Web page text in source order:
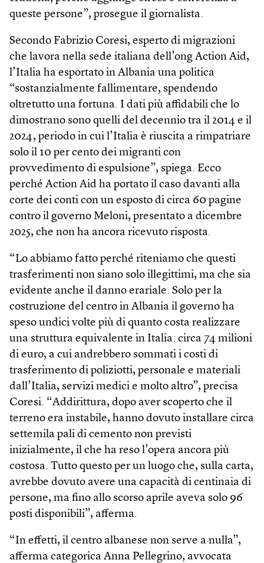
queste persone”, prosegue il giornalista.
Secondo Fabrizio Coresi, esperto di migrazioni
che lavora nella sede italiana dell’ong Action Aid,
l’Italia ha esportato in Albania una politica
“sostanzialmente fallimentare, spendendo
oltretutto una fortuna. I dati più affidabili che lo
dimostrano sono quelli del decennio tra il 2014 e il
2024, periodo in cui l’Italia è riuscita a rimpatriare
solo il 10 per cento dei migranti con
provvedimento di espulsione”, spiega. Ecco
perché Action Aid ha portato il caso davanti alla
corte dei conti con un esposto di circa 60 pagine
contro il governo Meloni, presentato a dicembre
2025, che non ha ancora ricevuto risposta.
“Lo abbiamo fatto perché riteniamo che questi
trasferimenti non siano solo illegittimi, ma che sia
evidente anche il danno erariale. Solo per la
costruzione del centro in Albania il governo ha
speso undici volte più di quanto costa realizzare
una struttura equivalente in Italia: circa 74 milioni
di euro, a cui andrebbero sommati i costi di
trasferimento di poliziotti, personale e materiali
dall’Italia, servizi medici e molto altro”, precisa
Coresi. “Addirittura, dopo aver scoperto che il
terreno era instabile, hanno dovuto installare circa
settemila pali di cemento non previsti
inizialmente, il che ha reso l’opera ancora più
costosa. Tutto questo per un luogo che, sulla carta,
avrebbe dovuto avere una capacità di centinaia di
persone, ma fino allo scorso aprile aveva solo 96
posti disponibili”, afferma.
“In effetti, il centro albanese non serve a nulla”,
afferma categorica Anna Pellegrino, avvocata